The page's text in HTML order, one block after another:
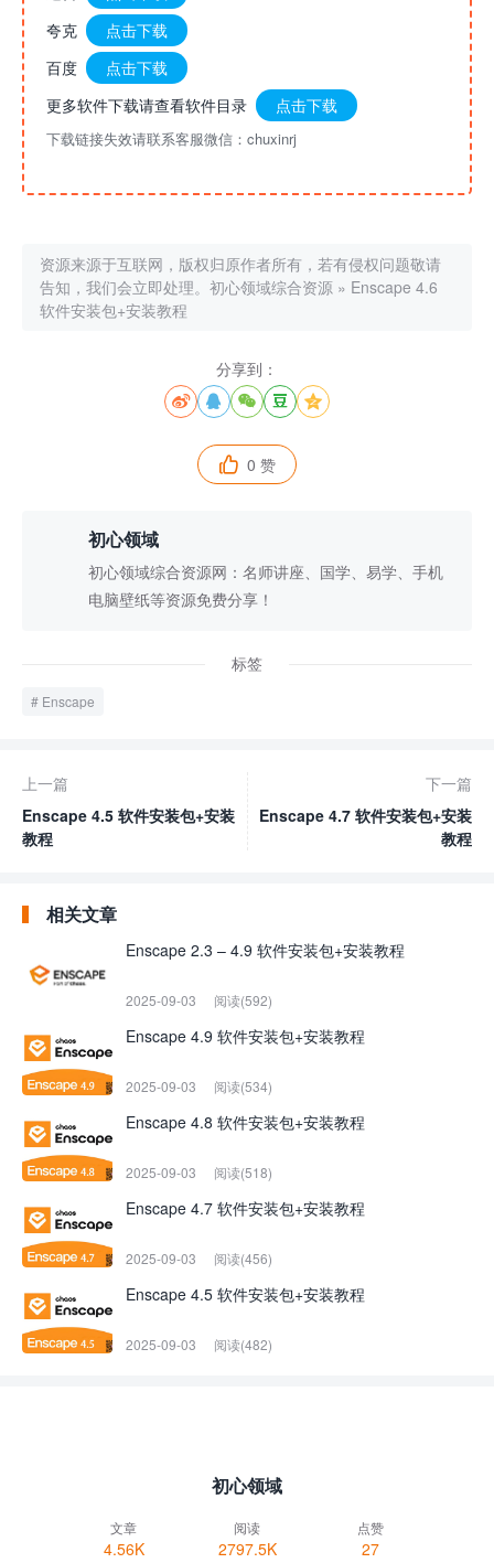
夸克
点击下载
百度
点击下载
更多软件下载请查看软件目录
点击下载
下载链接失效请联系客服微信：chuxinrj
资源来源于互联网，版权归原作者所有，若有侵权问题敬请
告知，我们会立即处理。 初心领域综合资源 » Enscape 4.6
软件安装包+安装教程
分享到：
    
 0 赞
初心领域
初心领域综合资源网：名师讲座、国学、易学、手机
电脑壁纸等资源免费分享！
标签
Enscape
上一篇
Enscape 4.5 软件安装包+安装
教程
下一篇
Enscape 4.7 软件安装包+安装
教程
相关文章
Enscape 2.3 – 4.9 软件安装包+安装教程
2025-09-03 阅读(592)
Enscape 4.9 软件安装包+安装教程
2025-09-03 阅读(534)
Enscape 4.8 软件安装包+安装教程
2025-09-03 阅读(518)
Enscape 4.7 软件安装包+安装教程
2025-09-03 阅读(456)
Enscape 4.5 软件安装包+安装教程
2025-09-03 阅读(482)
初心领域
文章
4.56K
阅读
2797.5K
点赞
27